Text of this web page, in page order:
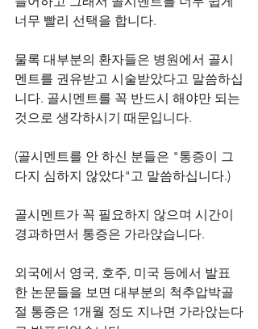
너무 빨리 선택을 합니다.
물록 대부분의 환자들은 병원에서 골시
멘트를 권유받고 시술받았다고 말씀하십
니다. 골시멘트를 꼭 반드시 해야만 되는
것으로 생각하시기 때문입니다.
(골시멘트를 안 하신 분들은 "통증이 그
다지 심하지 않았다"고 말씀하십니다.)
골시멘트가 꼭 필요하지 않으며 시간이
경과하면서 통증은 가라앉습니다.
외국에서 영국, 호주, 미국 등에서 발표
한 논문들을 보면 대부분의 척추압박골
절 통증은 1개월 정도 지나면 가라앉는다